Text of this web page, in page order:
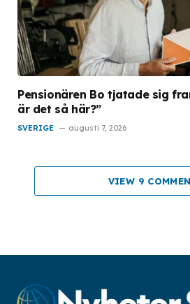
Pensionären Bo tjatade sig
är det så här?”
SVERIGE augusti 7, 2026
VIEW 9